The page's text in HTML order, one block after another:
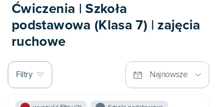
Ćwiczenia | Szkoła
podstawowa (Klasa 7) | zajęcia
ruchowe
Filtry Najnowsze